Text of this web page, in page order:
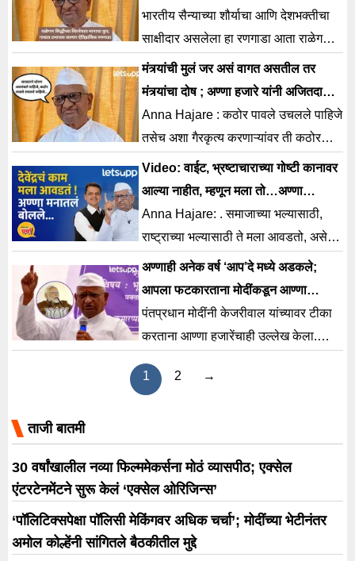
राळेगण सिद्धीला ऐतिहासिक टी-55 रणगाडा
भेट
भारतीय सैन्याच्या शौर्याचा आणि देशभक्तीचा
साक्षीदार असलेला हा रणगाडा आता राळेगण
सिद्धी गावाची नवी ओळख बनणार आहे.
मंत्र्यांची मुलं जर असं वागत असतील तर
मंत्र्यांचा दोष ; अण्णा हजारे यांनी अजितदादांना
फटकारले
Anna Hajare : कठोर पावले उचलले पाहिजे
तसेच अशा गैरकृत्य करणाऱ्यांवर ती कठोर
शासन झाले पाहिजे, ज्येष्ठ समाजसेवक अण्णा
हजारे यांनी म्हटलंय.
Video: वाईट, भ्रष्टाचाराच्या गोष्टी कानावर
आल्या नाहीत, म्हणून मला तो…अण्णा
हजारेंकडून फडणवीसांची स्तुती !
Anna Hajare: . समाजाच्या भल्यासाठी,
राष्ट्राच्या भल्यासाठी ते मला आवडतो, असे
कार्यकर्ते तयार झाले पाहिजे. त्यादृष्टीने देवेंद्र
मला आवडतो.
अण्णाही अनेक वर्ष ‘आप’दे मध्ये अडकले;
आपला फटकारताना मोदींकडून आण्णा
हजारेंचाही उल्लेख
पंतप्रधान मोदींनी केजरीवाल यांच्यावर टीका
करताना आण्णा हजारेंचाही उल्लेख केला.
हजारेंचाही उल्लेख केला.
1 2 →
ताजी बातमी
30 वर्षांखालील नव्या फिल्ममेकर्सना मोठं व्यासपीठ; एक्सेल
एंटरटेनमेंटने सुरू केलं ‘एक्सेल ओरिजिन्स’
‘पॉलिटिक्सपेक्षा पॉलिसी मेकिंगवर अधिक चर्चा’; मोदींच्या भेटीनंतर
अमोल कोल्हेंनी सांगितले बैठकीतील मुद्दे